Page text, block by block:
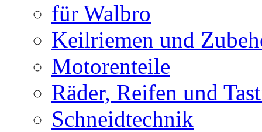
für Walbro
Keilriemen und
Motorenteile
Räder, Reifen und
Schneidtechnik